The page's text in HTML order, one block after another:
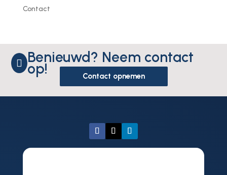
Contact
 Benieuwd? Neem contact
op! Contact opnemen